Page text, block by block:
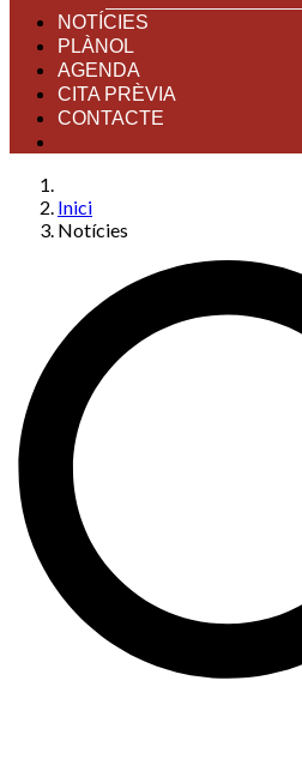
NOTÍCIES
PLÀNOL
AGENDA
CITA PRÈVIA
CONTACTE
Inici
Notícies